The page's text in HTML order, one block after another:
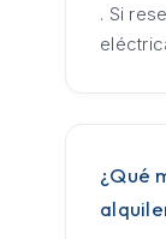
. Si
¿Qué